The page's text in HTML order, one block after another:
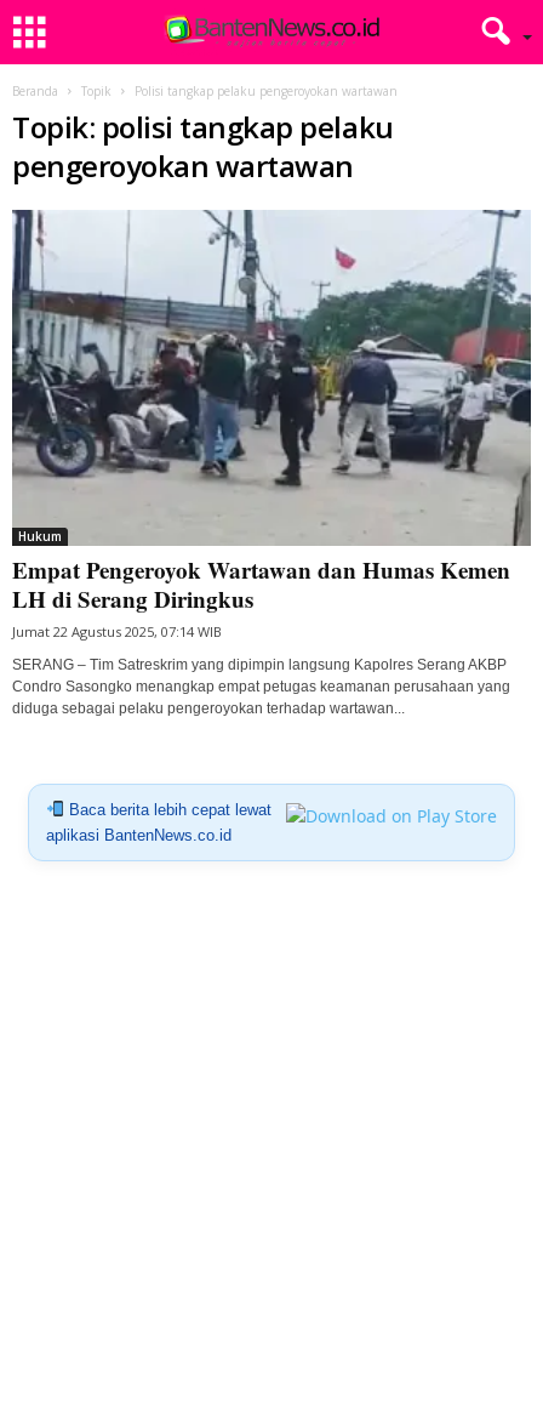
Beranda Topik Polisi tangkap pelaku pengeroyokan wartawan
Topik: polisi tangkap pelaku
pengeroyokan wartawan
Hukum
Empat Pengeroyok Wartawan dan Humas Kemen
LH di Serang Diringkus
Jumat 22 Agustus 2025, 07:14 WIB
SERANG – Tim Satreskrim yang dipimpin langsung Kapolres Serang AKBP
Condro Sasongko menangkap empat petugas keamanan perusahaan yang
diduga sebagai pelaku pengeroyokan terhadap wartawan...
Baca berita lebih cepat lewat
aplikasi BantenNews.co.id